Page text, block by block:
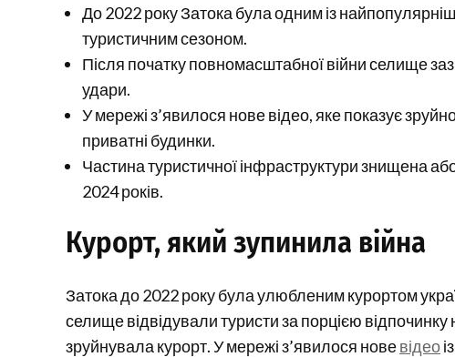
До 2022 року Затока була одним із
туристичним сезоном.
Після початку повномасштабної війни селище
удари.
У мережі з’явилося нове відео, яке показує
приватні будинки.
Частина туристичної інфраструктури знищена
2024 років.
Курорт, який зупинила війна
Затока до 2022 року була улюбленим курортом
селище відвідували туристи за порцією
зруйнувала курорт. У мережі з’явилося новевідео